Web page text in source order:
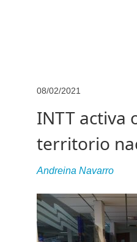
Otorgamiento de la
Registro Original de
Registro Original
08/02/2021
INTT activa
territorio
Andreina Navarro